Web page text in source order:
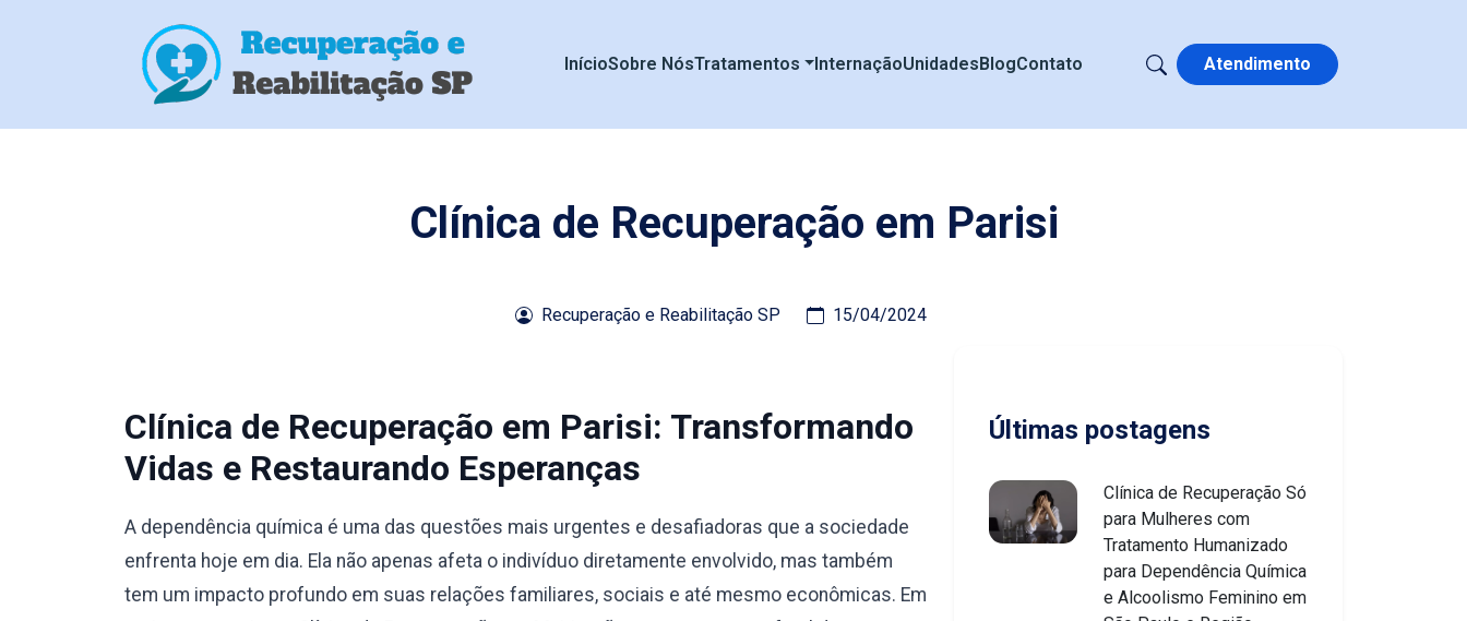
InícioSobre NósTratamentos InternaçãoUnidadesBlogContato Atendimento
Clínica de Recuperação em Parisi
Recuperação e Reabilitação SP 15/04/2024
Clínica de Recuperação em Parisi: Transformando
Vidas e Restaurando Esperanças
A dependência química é uma das questões mais urgentes e desafiadoras que a sociedade
enfrenta hoje em dia. Ela não apenas afeta o indivíduo diretamente envolvido, mas também
tem um impacto profundo em suas relações familiares, sociais e até mesmo econômicas. Em
Últimas postagens
Clínica de Recuperação Só
para Mulheres com
Tratamento Humanizado
para Dependência Química
e Alcoolismo Feminino em